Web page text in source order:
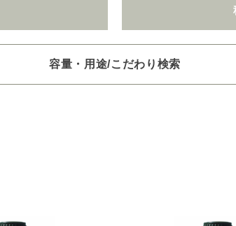
容量・用途/こだわり検索
択肢からひとつずつ選択できます。選択するた